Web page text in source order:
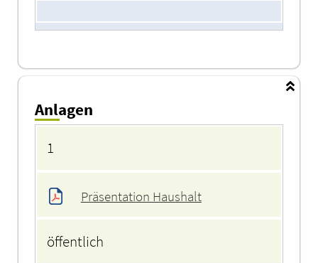
Anlagen
1
Präsentation Haushalt
öffentlich